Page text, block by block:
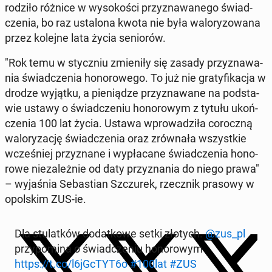
rodziło różnice w wy­so­ko­ści przy­zna­wa­ne­go świad­
cze­nia, bo raz usta­lo­na kwota nie była wa­lo­ry­zo­wa­na
przez kolejne lata życia se­nio­rów.
"Rok temu w stycz­niu zmie­ni­ły się zasady przy­zna­wa­
nia świad­cze­nia ho­no­ro­we­go. To już nie gra­ty­fi­ka­cja w
drodze wyjątku, a pie­nią­dze przy­zna­wa­ne na pod­sta­
wie ustawy o świad­cze­niu ho­no­ro­wym z tytułu ukoń­
cze­nia 100 lat życia. Ustawa wpro­wa­dzi­ła co­rocz­ną
wa­lo­ry­za­cję świad­cze­nia oraz zrów­na­ła wszyst­kie
wcze­śniej przy­zna­ne i wy­pła­ca­ne świad­cze­nia ho­no­
ro­we nie­za­leż­nie od daty przy­zna­nia do niego prawa"
– wy­ja­śnia Se­ba­stian Szczu­rek, rzecz­nik prasowy w
opol­skim ZUS-ie.
Dla stu­lat­ków do­dat­ko­we setki złotych.@zus_pl
przy­po­mi­na o świad­cze­niu ho­no­ro­wym
https://t.co/l6jGcTYT6o#100lat #ZUS